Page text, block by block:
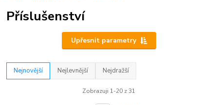
Příslušenství
Upřesnit parametry
Nejnovější Nejlevnější Nejdražší
Zobrazuji 1-20 z 31